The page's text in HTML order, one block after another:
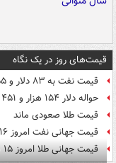
قیمت‌های روز در یک نگاه
قیمت نفت به ۸۳ دلار و ۵۵ سنت در هر بشکه رسید
حواله دلار ۱۵۴ هزار و ۴۵۱ تومان شد
قیمت طلا صعودی ماند
قیمت جهانی نفت امروز ۱۶ مرداد
قیمت جهانی طلا امروز ۱۵ مرداد